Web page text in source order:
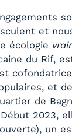
et
écologie
du Rif,
et
de
Début 2023,
un